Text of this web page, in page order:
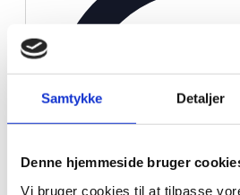
Samtykke Detaljer
Denne hjemmeside bruger
Vi bruger cookies til at tilpasse